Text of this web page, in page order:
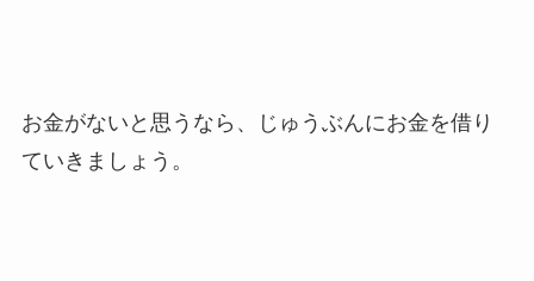
お金がないと思うなら、じゅうぶんにお金を借り
ていきましょう。